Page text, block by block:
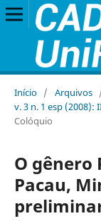
Início / Arquivos
v. 3 n. 1 esp (2008):
Colóquio
O gênero
Pacau,